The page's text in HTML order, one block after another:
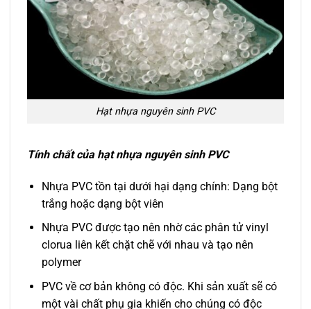
Hạt nhựa nguyên sinh PVC
Tính chất của hạt nhựa nguyên sinh PVC
Nhựa PVC tồn tại dưới hại dạng chính: Dạng bột
trắng hoặc dạng bột viên
Nhựa PVC được tạo nên nhờ các phân tử vinyl
clorua liên kết chặt chẽ với nhau và tạo nên
polymer
PVC về cơ bản không có độc. Khi sản xuất sẽ có
một vài chất phụ gia khiến cho chúng có độc